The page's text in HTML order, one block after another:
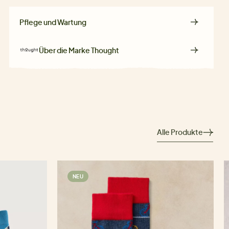
Pflege und Wartung
Über die MarkeThought
Alle Produkte
NEU